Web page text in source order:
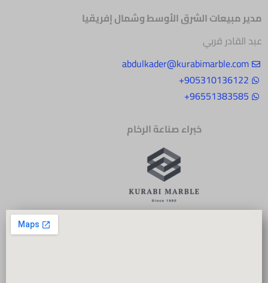
مدير مبيعات الشرقالأوسط وشمال إفريقيا
عبد القادر قربي
abdulkader@kurabimarble.com
905310136122+
96551383585+
خبراء صناعة الرخام